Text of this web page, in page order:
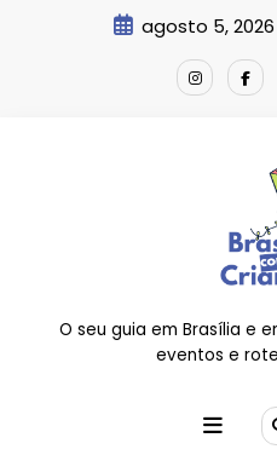
agosto 5, 2026
O seu guia em Brasília e
eventos e